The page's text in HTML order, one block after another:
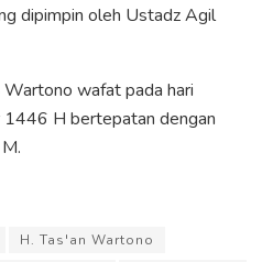
dipimpin oleh Ustadz Agil
Wartono wafat pada hari
1446 H bertepatan dengan
H. Tas'an Wartono